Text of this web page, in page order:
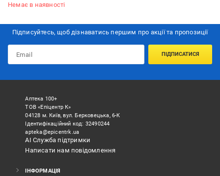
Немає в наявності
Підписуйтесь, щоб дізнаватись першим про акції та пропозиції
ПІДПИСАТИСЯ
Аптека 100+
ТОВ «Епіцентр К»
04128 м. Київ, вул. Берковецька, 6-К
Ідентифікаційний код: 32490244
apteka@epicentrk.ua
АІ Служба підтримки
Написати нам повідомлення
ІНФОРМАЦІЯ